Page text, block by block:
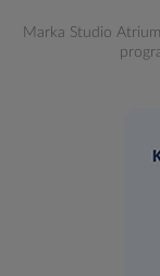
Marka Studio